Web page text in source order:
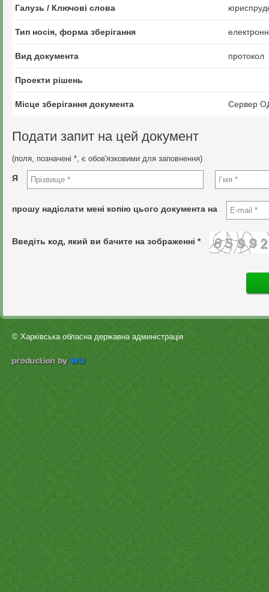
Галузь / Ключові слова
Тип носія, форма зберігання
Вид документа протокол
Проекти рішень
Місце зберігання документа Сервер
Подати запит на цей документ
(поля, позначені *, є обов'язковими для заповнення)
Я
прошу надіслати мені копію цього документа на
Введіть код, який ви бачите на зображенні *
© Харківська обласна державна админістрація